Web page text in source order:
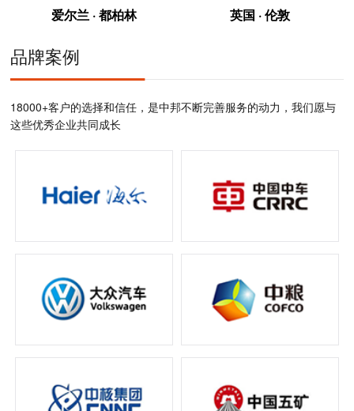
爱尔兰 · 都柏林 英国 · 伦敦
品牌案例
18000+客户的选择和信任，是中邦不断完善服务的动力，我们愿与
这些优秀企业共同成长